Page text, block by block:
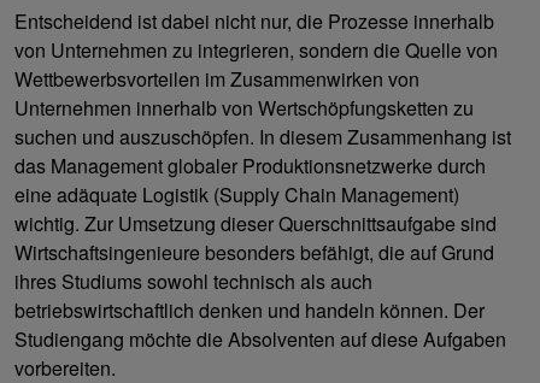
Entscheidend ist dabei nicht nur, die Prozesse innerhalb
von Unternehmen zu integrieren, sondern die Quelle von
Wettbewerbsvorteilen im Zusammenwirken von
Unternehmen innerhalb von Wertschöpfungsketten zu
suchen und auszuschöpfen. In diesem Zusammenhang ist
das Management globaler Produktionsnetzwerke durch
eine adäquate Logistik (Supply Chain Management)
wichtig. Zur Umsetzung dieser Querschnittsaufgabe sind
Wirtschaftsingenieure besonders befähigt, die auf Grund
ihres Studiums sowohl technisch als auch
betriebswirtschaftlich denken und handeln können. Der
Studiengang möchte die Absolventen auf diese Aufgaben
vorbereiten.